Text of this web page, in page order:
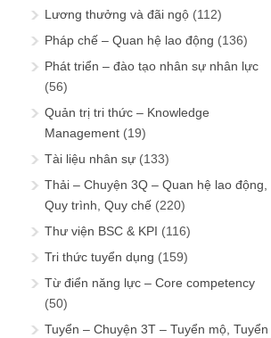
Lương thưởng và đãi ngộ (112)
Pháp chế – Quan hệ lao động (136)
Phát triển – đào tạo nhân sự nhân lực
(56)
Quản trị tri thức – Knowledge
Management (19)
Tài liệu nhân sự (133)
Thải – Chuyện 3Q – Quan hệ lao động,
Quy trình, Quy chế (220)
Thư viện BSC & KPI (116)
Tri thức tuyển dụng (159)
Từ điển năng lực – Core competency
(50)
Tuyển – Chuyện 3T – Tuyển mộ, Tuyển